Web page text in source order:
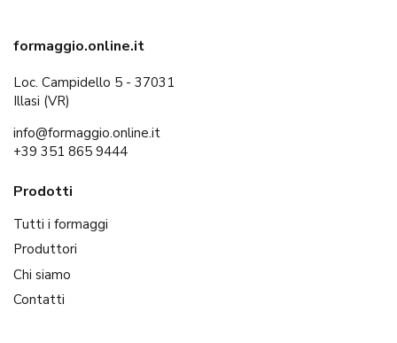
formaggio.online.it
Loc. Campidello 5 - 37031
Illasi (VR)
info@formaggio.online.it
+39 351 865 9444
Prodotti
Tutti i formaggi
Produttori
Chi siamo
Contatti